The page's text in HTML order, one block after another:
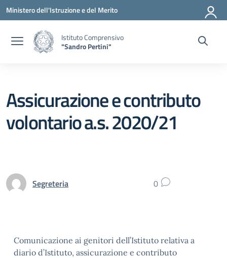
Vai ai contenuti
Vai al menu di navigazione
Vai al footer
Ministero dell'Istruzione e del Merito
Istituto Comprensivo
"Sandro Pertini"
Assicurazione e contributo
volontario a.s. 2020/21
Segreteria 0
Comunicazione ai genitori dell’Istituto relativa a
diario d’Istituto, assicurazione e contributo